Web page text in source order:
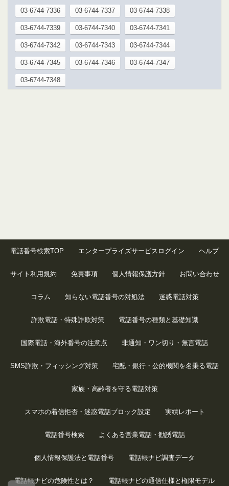
03-6744-7336 03-6744-7337 03-6744-7338
03-6744-7339 03-6744-7340 03-6744-7341
03-6744-7342 03-6744-7343 03-6744-7344
03-6744-7345 03-6744-7346 03-6744-7347
03-6744-7348
電話番号検索TOP エンタープライズサービスログイン ヘルプ
サイト利用規約 免責事項 個人情報保護方針 お問い合わせ
コラム 知らない電話番号の対処法 迷惑電話対策
詐欺電話・特殊詐欺対策 電話番号の種類と基礎知識
国際電話・海外番号の注意点 非通知・ワン切り・無言電話
SMS詐欺・フィッシング対策 宅配・銀行・公的機関を名乗る電話
家族・高齢者を守る電話対策
スマホの着信拒否・迷惑電話ブロック設定 実績レポート
電話番号検索 よくある営業電話・勧誘電話
個人情報保護法と電話番号 電話帳ナビ調査データ
電話帳ナビの危険性とは？ 電話帳ナビの通信仕様と権限モデル